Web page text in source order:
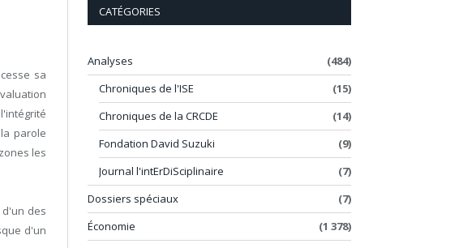
sa
parole
les
des
d'un
CATÉGORIES
Analyses
(484)
Chroniques de l'ISE
(15)
Chroniques de la CRCDE
(14)
Fondation David Suzuki
(9)
Journal l'intErDiSciplinaire
(7)
Dossiers spéciaux
(7)
Économie
(1 378)